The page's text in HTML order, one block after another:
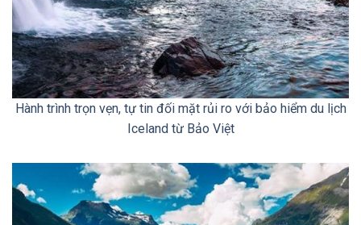
Hành trình trọn vẹn, tự tin đối mặt rủi ro với bảo hiểm du lịch
Iceland từ Bảo Việt